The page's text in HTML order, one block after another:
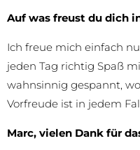
Auf was freust du dich
Ich freue mich einfach
jeden Tag richtig Spaß
wahnsinnig gespannt,
Vorfreude ist in jedem
Marc, vielen Dank für